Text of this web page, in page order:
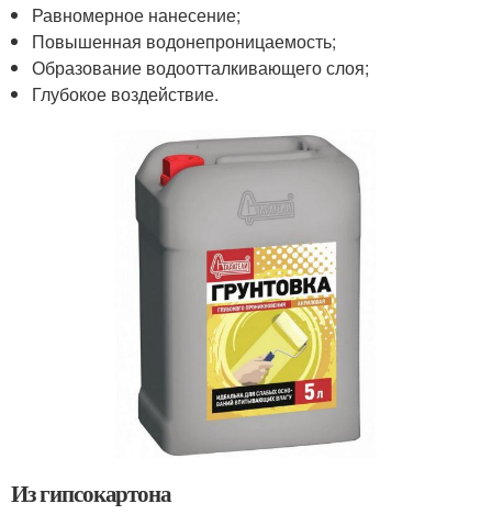
Равномерное нанесение;
Повышенная водонепроницаемость;
Образование водоотталкивающего слоя;
Глубокое воздействие.
Из гипсокартона